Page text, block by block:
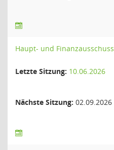
Haupt- und Finanzausschuss
Letzte Sitzung: 10.06.2026
Nächste Sitzung: 02.09.2026